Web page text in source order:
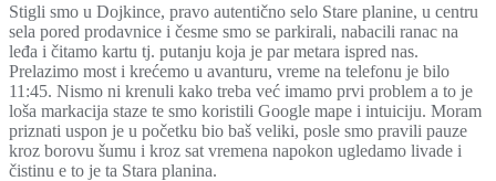
Stigli smo u Dojkince, pravo autentično selo Stare planine, u centru
sela pored prodavnice i česme smo se parkirali, nabacili ranac na
leđa i čitamo kartu tj. putanju koja je par metara ispred nas.
Prelazimo most i krećemo u avanturu, vreme na telefonu je bilo
11:45. Nismo ni krenuli kako treba već imamo prvi problem a to je
loša markacija staze te smo koristili Google mape i intuiciju. Moram
priznati uspon je u početku bio baš veliki, posle smo pravili pauze
kroz borovu šumu i kroz sat vremena napokon ugledamo livade i
čistinu e to je ta Stara planina.